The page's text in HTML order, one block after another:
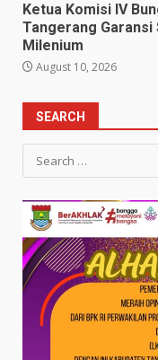
Ketua Komisi IV
Tangerang Garansi
Milenium
August 10, 2026
SEARCH
Search
for: